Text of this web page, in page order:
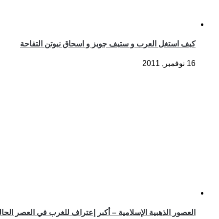
كيف استغل العرب و ستيف جوبز و اسحاق نيوتن التفاحة
16 نوفمبر, 2011
العصور الذهبية الإسلامية – أكبر إعتراف للغرب في العصر